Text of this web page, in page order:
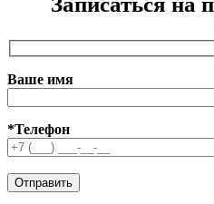
Ваше имя
*Телефон